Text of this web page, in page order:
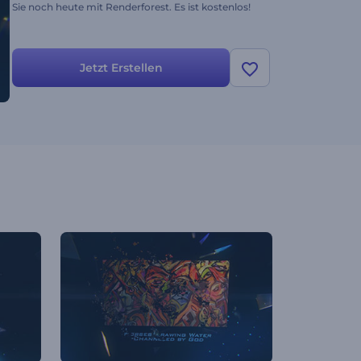
Sie noch heute mit Renderforest. Es ist kostenlos!
Jetzt Erstellen